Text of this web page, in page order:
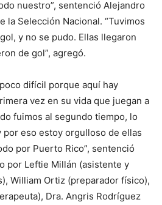
nuestro”, sentenció Alejandro
la Selección Nacional. “Tuvimos
y no se pudo. Ellas llegaron
de gol”, agregó.
difícil porque aquí hay
vez en su vida que juegan a
fuimos al segundo tiempo, lo
eso estoy orgulloso de ellas
por Puerto Rico”, sentenció
por Leftie Millán (asistente y
William Ortiz (preparador físico),
Dra. Angris Rodríguez